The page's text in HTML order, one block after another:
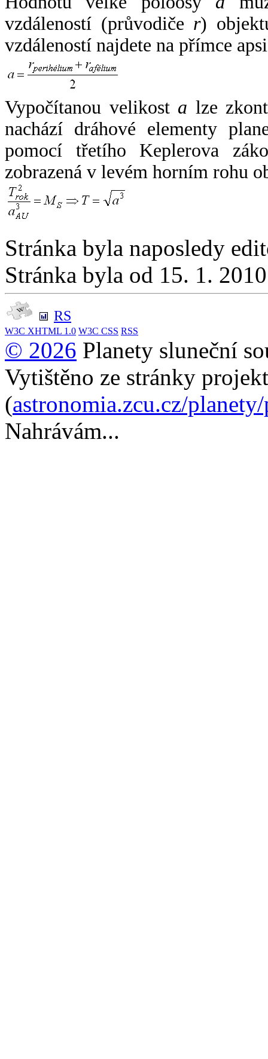
vzdáleností (průvodiče r)
vzdáleností najdete na přímce
Vypočítanou velikost a lze
nachází dráhové elementy
pomocí třetího Keplerova
zobrazená v levém horním rohu
Stránka byla naposledy
Stránka byla od 15. 1.
RS
W3C XHTML 1.0 W3C CSS RSS
© 2026 Planety sluneční
Vytištěno ze stránky
(astronomia.zcu.cz/
Nahrávám...